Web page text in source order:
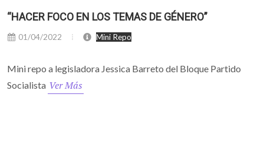
“HACER FOCO EN LOS TEMAS DE GÉNERO”
01/04/2022 Mini Repo
Mini repo a legisladora Jessica Barreto del Bloque Partido
Socialista Ver Más